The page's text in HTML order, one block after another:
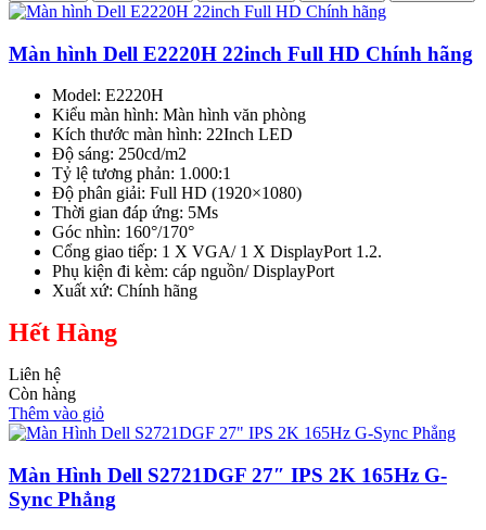
Màn hình Dell E2220H 22inch Full HD Chính hãng
Model: E2220H
Kiểu màn hình: Màn hình văn phòng
Kích thước màn hình: 22Inch LED
Độ sáng: 250cd/m2
Tỷ lệ tương phản: 1.000:1
Độ phân giải: Full HD (1920×1080)
Thời gian đáp ứng: 5Ms
Góc nhìn: 160°/170°
Cổng giao tiếp: 1 X VGA/ 1 X DisplayPort 1.2.
Phụ kiện đi kèm: cáp nguồn/ DisplayPort
Xuất xứ: Chính hãng
Hết Hàng
Liên hệ
Còn hàng
Thêm vào giỏ
Màn Hình Dell S2721DGF 27″ IPS 2K 165Hz G-
Sync Phẳng